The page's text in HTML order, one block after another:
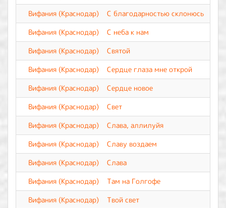
Вифания (Краснодар)
С благодарностью склонюсь
Вифания (Краснодар)
С неба к нам
Вифания (Краснодар)
Святой
Вифания (Краснодар)
Сердце глаза мне открой
Вифания (Краснодар)
Сердце новое
Вифания (Краснодар)
Свет
Вифания (Краснодар)
Слава, аллилуйя
Вифания (Краснодар)
Славу воздаем
Вифания (Краснодар)
Слава
Вифания (Краснодар)
Там на Голгофе
Вифания (Краснодар)
Твой свет